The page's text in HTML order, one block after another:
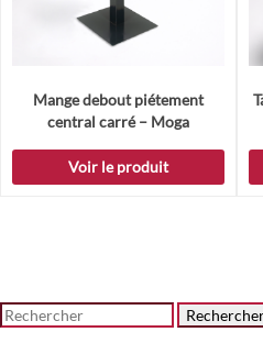
Mange debout piétement
central carré – Moga
Voir le produit